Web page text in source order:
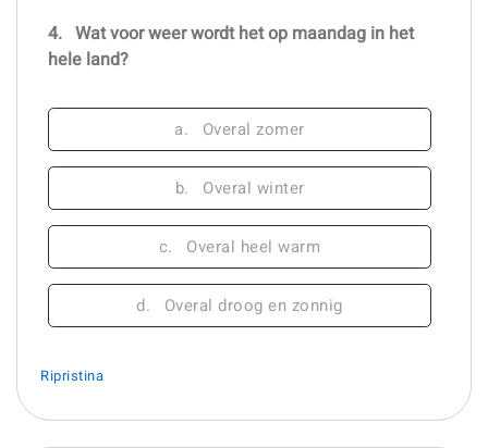
4. Wat voor weer wordt het op maandag in het
hele land?
a. Overal zomer
b. Overal winter
c. Overal heel warm
d. Overal droog en zonnig
Ripristina